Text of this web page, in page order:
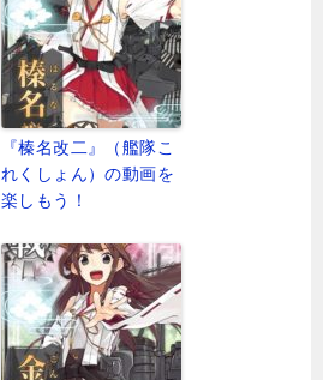
『榛名改二』（艦隊こ
れくしょん）の動画を
楽しもう！